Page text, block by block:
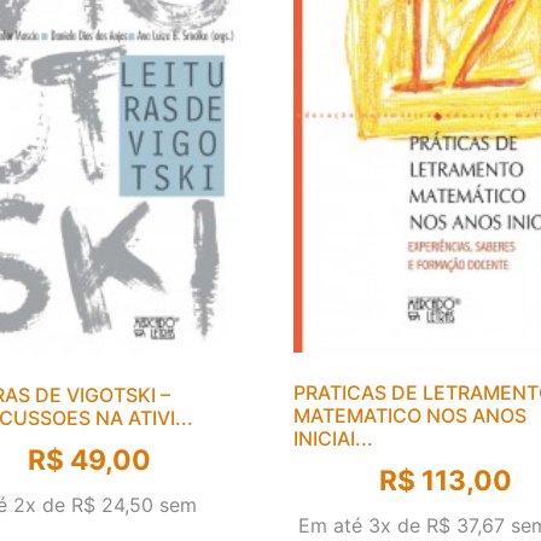
DE VIGOTSKI –
NA ATIVI...
R$ 49,00
2x de R$ 24,50 sem
PRATICAS DE
MATEMATICO NOS ANOS
INICIAI...
R$ 113,00
Em até 3x de R$ 37,67